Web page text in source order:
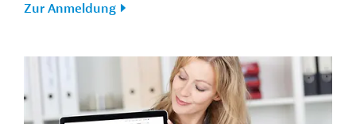
Zur Anmeldung